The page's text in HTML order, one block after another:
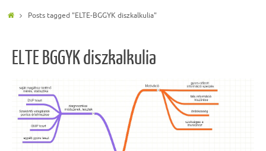
HomePosts tagged "ELTE-BGGYK diszkalkulia"
ELTE BGGYK diszkalkulia